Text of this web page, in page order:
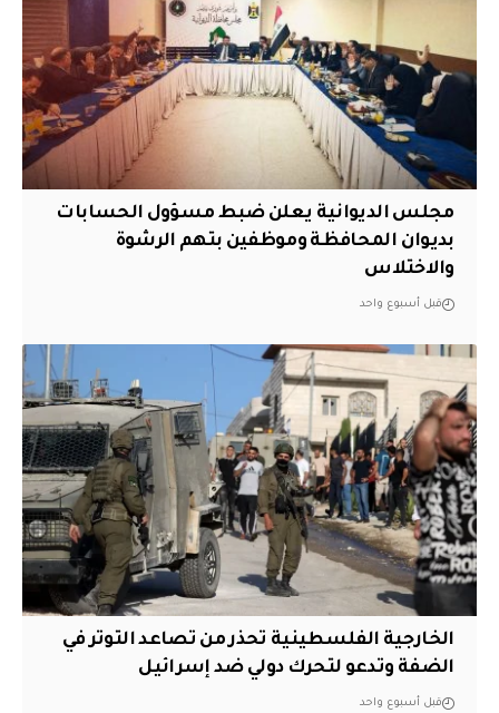
مجلس الديوانية يعلن ضبط مسؤول الحسابات
بديوان المحافظة وموظفين بتهم الرشوة
والاختلاس
قبل أسبوع واحد
الخارجية الفلسطينية تحذر من تصاعد التوتر في
الضفة وتدعو لتحرك دولي ضد إسرائيل
قبل أسبوع واحد